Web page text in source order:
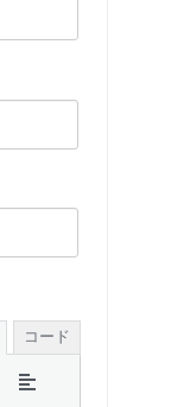
コード